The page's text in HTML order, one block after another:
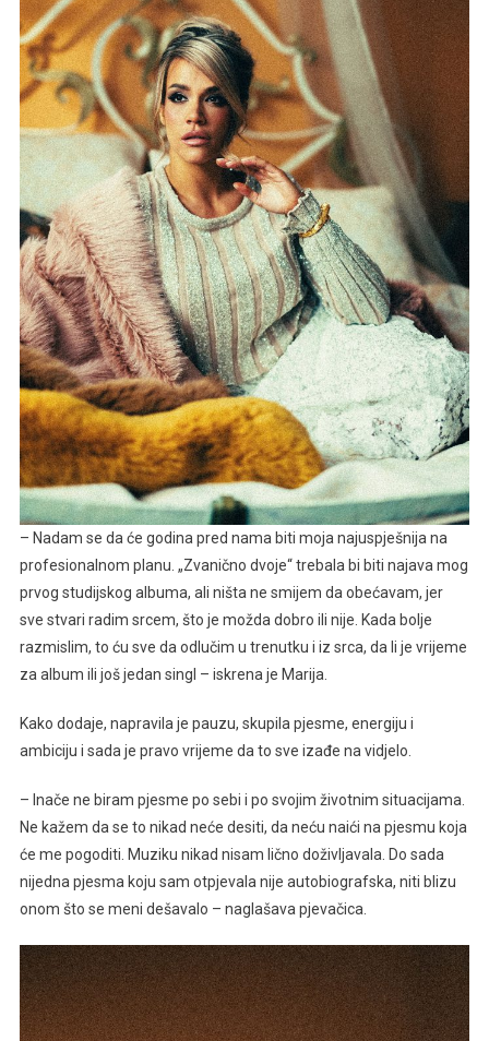
– Nadam se da će godina pred nama biti moja najuspješnija na
profesionalnom planu. „Zvanično dvoje“ trebala bi biti najava mog
prvog studijskog albuma, ali ništa ne smijem da obećavam, jer
sve stvari radim srcem, što je možda dobro ili nije. Kada bolje
razmislim, to ću sve da odlučim u trenutku i iz srca, da li je vrijeme
za album ili još jedan singl – iskrena je Marija.
Kako dodaje, napravila je pauzu, skupila pjesme, energiju i
ambiciju i sada je pravo vrijeme da to sve izađe na vidjelo.
– Inače ne biram pjesme po sebi i po svojim životnim situacijama.
Ne kažem da se to nikad neće desiti, da neću naići na pjesmu koja
će me pogoditi. Muziku nikad nisam lično doživljavala. Do sada
nijedna pjesma koju sam otpjevala nije autobiografska, niti blizu
onom što se meni dešavalo – naglašava pjevačica.